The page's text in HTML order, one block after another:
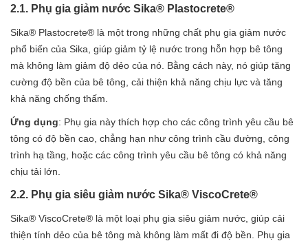
2.1. Phụ gia giảm nước Sika® Plastocrete®
Sika® Plastocrete® là một trong những chất phụ gia giảm nước
phổ biến của Sika, giúp giảm tỷ lệ nước trong hỗn hợp bê tông
mà không làm giảm độ dẻo của nó. Bằng cách này, nó giúp tăng
cường độ bền của bê tông, cải thiện khả năng chịu lực và tăng
khả năng chống thấm.
Ứng dụng: Phụ gia này thích hợp cho các công trình yêu cầu bê
tông có độ bền cao, chẳng hạn như công trình cầu đường, công
trình hạ tầng, hoặc các công trình yêu cầu bê tông có khả năng
chịu tải lớn.
2.2. Phụ gia siêu giảm nước Sika® ViscoCrete®
Sika® ViscoCrete® là một loại phụ gia siêu giảm nước, giúp cải
thiện tính dẻo của bê tông mà không làm mất đi độ bền. Phụ gia